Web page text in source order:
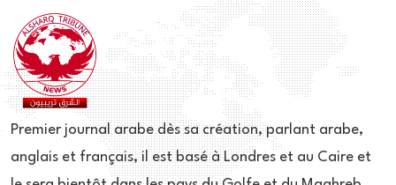
Premier journal arabe dès sa création, parlant arabe,
anglais et français, il est basé à Londres et au Caire et